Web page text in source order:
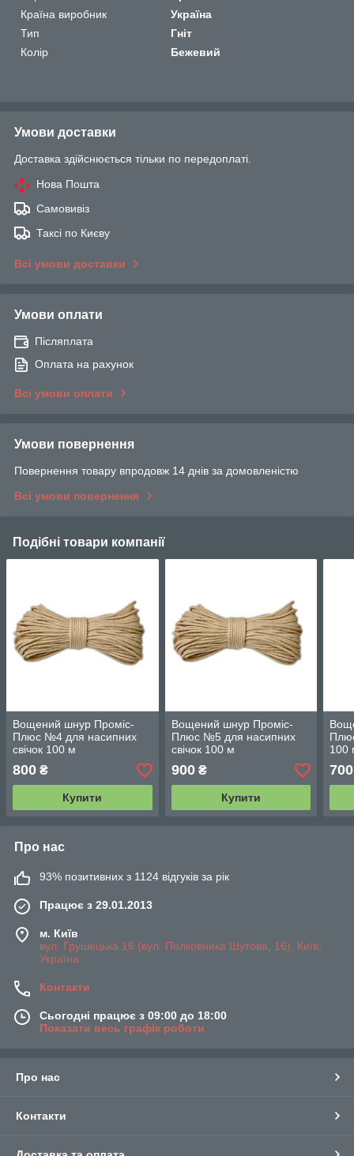
Країна виробник
Україна
Тип
Гніт
Колір
Бежевий
Умови доставки
Доставка здійснюється тільки по передоплаті.
Нова Пошта
Самовивіз
Таксі по Києву
Всі умови доставки
Умови оплати
Післяплата
Оплата на рахунок
Всі умови оплати
Умови повернення
Повернення товару впродовж 14 днів за домовленістю
Всі умови повернення
Подібні товари компанії
Вощений шнур Проміс-
Плюс №4 для насипних
свічок 100 м
800 ₴
Купити
Вощений шнур Проміс-
Плюс №5 для насипних
свічок 100 м
900₴
Купити
100
700
Про нас
93% позитивних з 1124 відгуків за рік
Працює з 29.01.2013
м. Київ
вул. Грушецька 16 (вул. Полковника Шутова, 16), Київ,
Україна
Контакти
Сьогодні працює з 09:00 до 18:00
Показати весь графік роботи
Про нас
Контакти